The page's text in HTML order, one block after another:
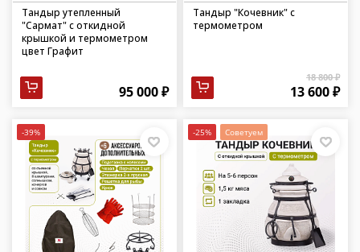
Тандыр утепленный
"Сармат" с откидной
крышкой и термометром
цвет Графит
95 000 ₽
Тандыр "Кочевник" с
термометром
18 800 ₽
13 600 ₽
-39% -25% Советуем